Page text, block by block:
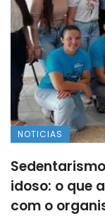
NOTICIAS
idoso: o que
com o